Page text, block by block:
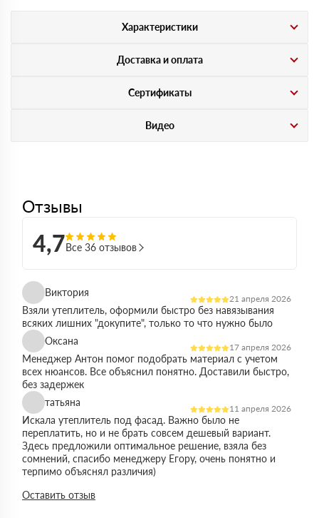
Характеристики
Доставка и оплата
Сертификаты
Видео
Отзывы
4,7Все 36 отзывов
Виктория
21 апреля 2026
Взяли утеплитель, оформили быстро без навязывания
всяких лишних "докупите", только то что нужно было
Оксана
17 апреля 2026
Менеджер Антон помог подобрать материал с учетом
всех нюансов. Все объяснил понятно. Доставили быстро,
без задержек
татьяна
11 апреля 2026
Искала утеплитель под фасад. Важно было не
переплатить, но и не брать совсем дешевый вариант.
Здесь предложили оптимальное решение, взяла без
сомнений, спасибо менеджеру Егору, очень понятно и
терпимо объяснял различия)
Оставить отзыв